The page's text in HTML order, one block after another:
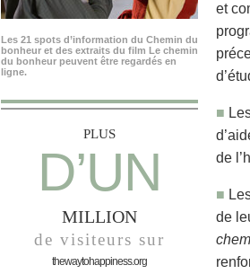
Les 21 spots d’information du Chemin du
bonheur et des extraits du film Le chemin
du bonheur peuvent être regardés en
ligne.
PLUS
D’UN
MILLION
de visiteurs sur
thewaytohappiness.org
et
■
de
■
de